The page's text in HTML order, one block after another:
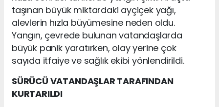
taşınan büyük miktardaki ayçiçek yağı,
alevlerin hızla büyümesine neden oldu.
Yangın, çevrede bulunan vatandaşlarda
büyük panik yaratırken, olay yerine çok
sayıda itfaiye ve sağlık ekibi yönlendirildi.
SÜRÜCÜ VATANDAŞLAR TARAFINDAN
KURTARILDI